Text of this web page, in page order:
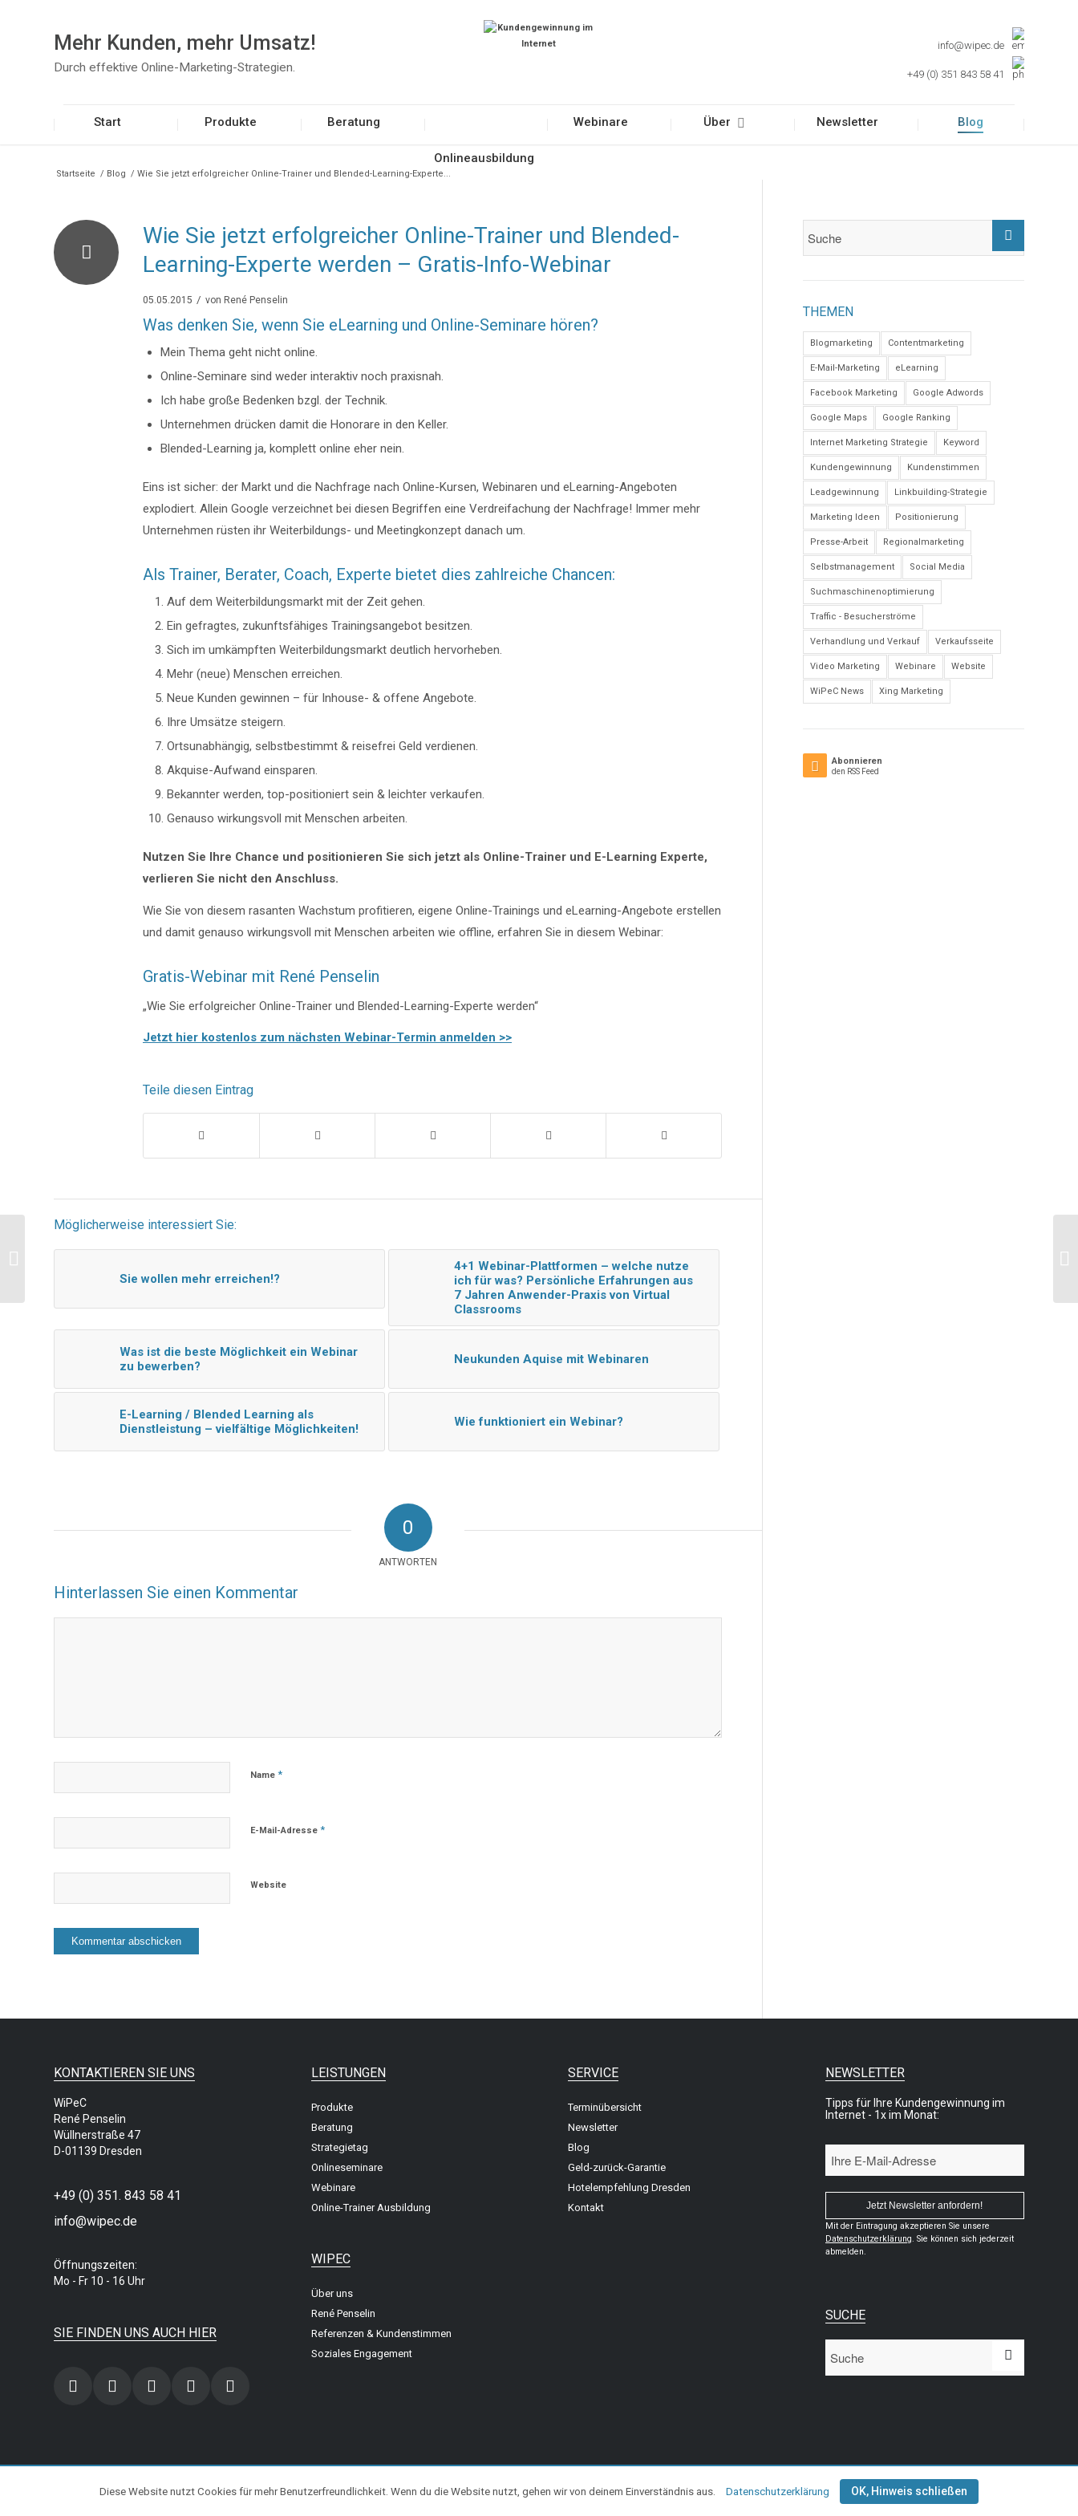
Mehr Kunden, mehr Umsatz!
Durch effektive Online-Marketing-Strategien.
info@wipec.de
+49 (0) 351 843 58 41
Start Produkte Beratung
Onlineausbildung
Webinare Über Newsletter Blog
Startseite / Blog / Wie Sie jetzt erfolgreicher Online-Trainer und Blended-Learning-Experte...
Wie Sie jetzt erfolgreicher Online-Trainer und Blended-
Learning-Experte werden – Gratis-Info-Webinar
05.05.2015 / von René Penselin
Was denken Sie, wenn Sie eLearning und Online-Seminare hören?
Mein Thema geht nicht online.
Online-Seminare sind weder interaktiv noch praxisnah.
Ich habe große Bedenken bzgl. der Technik.
Unternehmen drücken damit die Honorare in den Keller.
Blended-Learning ja, komplett online eher nein.
Eins ist sicher: der Markt und die Nachfrage nach Online-Kursen, Webinaren und eLearning-Angeboten
explodiert. Allein Google verzeichnet bei diesen Begriffen eine Verdreifachung der Nachfrage! Immer mehr
Unternehmen rüsten ihr Weiterbildungs- und Meetingkonzept danach um.
Als Trainer, Berater, Coach, Experte bietet dies zahlreiche Chancen:
Auf dem Weiterbildungsmarkt mit der Zeit gehen.
Ein gefragtes, zukunftsfähiges Trainingsangebot besitzen.
Sich im umkämpften Weiterbildungsmarkt deutlich hervorheben.
Mehr (neue) Menschen erreichen.
Neue Kunden gewinnen – für Inhouse- & offene Angebote.
Ihre Umsätze steigern.
Ortsunabhängig, selbstbestimmt & reisefrei Geld verdienen.
Akquise-Aufwand einsparen.
Bekannter werden, top-positioniert sein & leichter verkaufen.
Genauso wirkungsvoll mit Menschen arbeiten.
Nutzen Sie Ihre Chance und positionieren Sie sich jetzt als Online-Trainer und E-Learning Experte,
verlieren Sie nicht den Anschluss.
Wie Sie von diesem rasanten Wachstum profitieren, eigene Online-Trainings und eLearning-Angebote erstellen
und damit genauso wirkungsvoll mit Menschen arbeiten wie offline, erfahren Sie in diesem Webinar:
Gratis-Webinar mit René Penselin
„Wie Sie erfolgreicher Online-Trainer und Blended-Learning-Experte werden“
Jetzt hier kostenlos zum nächsten Webinar-Termin anmelden >>
Teile diesen Eintrag
Möglicherweise interessiert Sie:
Sie wollen mehr erreichen!?
4+1 Webinar-Plattformen – welche nutze
ich für was? Persönliche Erfahrungen aus
7 Jahren Anwender-Praxis von Virtual
Classrooms
Was ist die beste Möglichkeit ein Webinar
zu bewerben?
Neukunden Aquise mit Webinaren
E-Learning / Blended Learning als
Dienstleistung – vielfältige Möglichkeiten!
Wie funktioniert ein Webinar?
0
ANTWORTEN
Hinterlassen Sie einen Kommentar
Name *
E-Mail-Adresse *
Website
THEMEN
Blogmarketing Contentmarketing
E-Mail-Marketing eLearning
Facebook Marketing Google Adwords
Google Maps Google Ranking
Internet Marketing Strategie Keyword
Kundengewinnung Kundenstimmen
Leadgewinnung Linkbuilding-Strategie
Marketing Ideen Positionierung
Presse-Arbeit Regionalmarketing
Selbstmanagement Social Media
Suchmaschinenoptimierung
Traffic - Besucherströme
Verhandlung und Verkauf Verkaufsseite
Video Marketing Webinare Website
WiPeC News Xing Marketing
Abonnieren
den RSS Feed
KONTAKTIEREN SIE UNS
WiPeC
René Penselin
Wüllnerstraße 47
D-01139 Dresden
+49 (0) 351. 843 58 41
info@wipec.de
Öffnungszeiten:
Mo - Fr 10 - 16 Uhr
SIE FINDEN UNS AUCH HIER
LEISTUNGEN
Produkte
Beratung
Strategietag
Onlineseminare
Webinare
Online-Trainer Ausbildung
WIPEC
Über uns
René Penselin
Referenzen & Kundenstimmen
Soziales Engagement
SERVICE
Terminübersicht
Newsletter
Blog
Geld-zurück-Garantie
Hotelempfehlung Dresden
Kontakt
NEWSLETTER
Tipps für Ihre Kundengewinnung im
Internet - 1x im Monat:
Mit der Eintragung akzeptieren Sie unsere
Datenschutzerklärung . Sie können sich jederzeit
abmelden.
SUCHE
Vermarktung von
Diese Website nutzt Cookies für mehr Benutzerfreundlichkeit. Wenn du die Website nutzt, gehen wir von deinem Einverständnis aus. Datenschutzerklärung OK, Hinweis schließen